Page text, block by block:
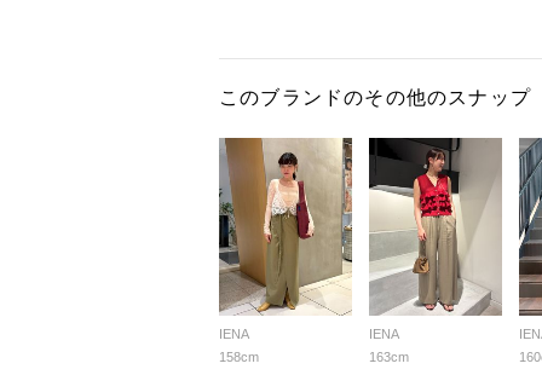
このブランドのその他のスナップ
IENA
158cm
IENA
163cm